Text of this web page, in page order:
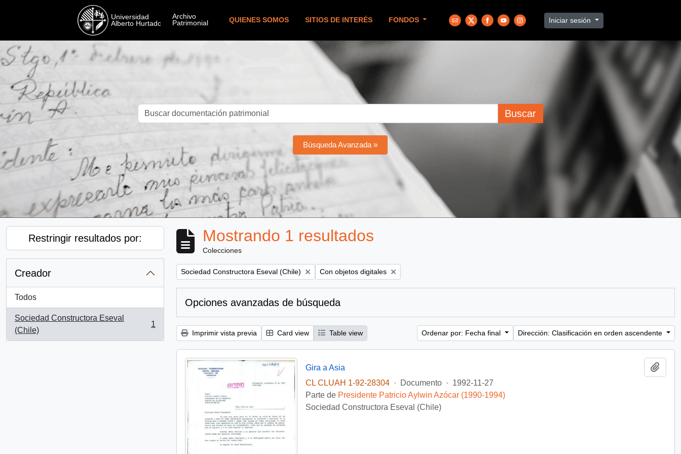
QUIENES SOMOS SITIOS DE INTERÉS FONDOS Iniciar sesión
Buscar
Búsqueda Avanzada »
Restringir resultados por:
Creador
Todos
Sociedad Constructora Eseval
(Chile)
, 1 resultados
1
Mostrando 1 resultados
Colecciones
Remove filter:
Sociedad Constructora Eseval (Chile) Remove filter:
Con objetos digitales
Opciones avanzadas de búsqueda
Imprimir vista previa Card view Table view Ordenar por: Fecha final Dirección: Clasificación en orden ascendente
Gira a Asia
CL CLUAH 1-92-28304
· Documento · 1992-11-27
Parte de Presidente Patricio Aylwin Azócar (1990-1994)
Sociedad Constructora Eseval (Chile)